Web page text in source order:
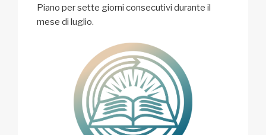
Piano per sette giorni consecutivi durante il
mese di luglio.